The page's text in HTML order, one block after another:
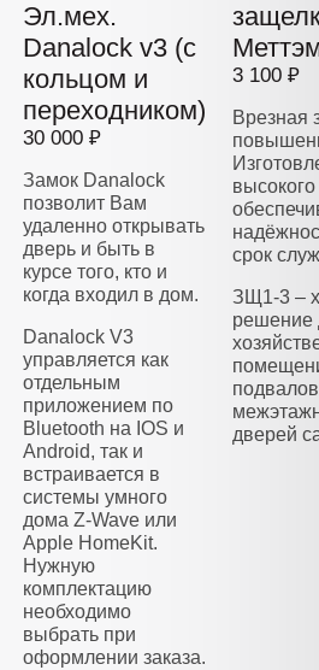
Эл.мех.
Danalock v3 (с
кольцом и
переходником)
30 000 ₽
Замок Danalock
позволит Вам
удаленно открывать
дверь и быть в
курсе того, кто и
когда входил в дом.
Danalock V3
управляется как
отдельным
приложением по
Bluetooth на IOS и
Android, так и
встраивается в
системы умного
дома Z-Wave или
Apple HomeKit.
Нужную
комплектацию
необходимо
выбрать при
оформлении заказа.
3 100 ₽
Врезная
высокого
срок
ЗЩ1-3 –
решение
дверей